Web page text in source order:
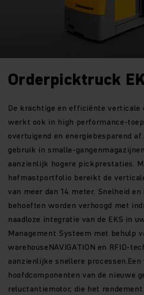
Orderpicktruck
De krachtige en efficiënte verticale
werkt ook in high performance-
overtuigend en energiebesparend
gebruik in smalle-
aanzienlijk hogere pickprestaties.
hefmastportfolio bereikt de
van meer dan 14 meter. Snelheid
behoeften worden verhoogd met
naadloze integratie van de EKS in
Management Systeem met behulp
warehouseNAVIGATION en RFID-
aanzienlijke snellere processen.Een
hoofdcomponenten van de nieuwe
reluctantiemotor, die het